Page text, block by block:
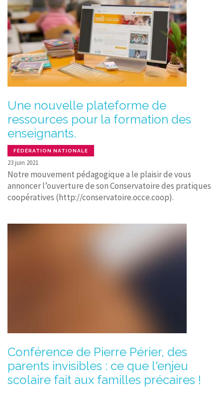
CONTACT
Une nouvelle plateforme de
ressources pour la formation des
enseignants.
FÉDÉRATION NATIONALE
23 juin 2021
Notre mouvement pédagogique a le plaisir de vous
annoncer l’ouverture de son Conservatoire des pratiques
coopératives (http://conservatoire.occe.coop).
Conférence de Pierre Périer, des
parents invisibles : ce que l'enjeu
scolaire fait aux familles précaires !